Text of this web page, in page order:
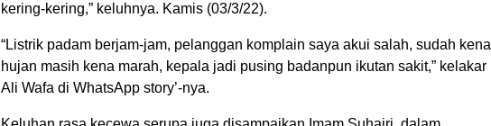
kering-kering,” keluhnya. Kamis (03/3/22).
“Listrik padam berjam-jam, pelanggan komplain saya akui salah, sudah kena
hujan masih kena marah, kepala jadi pusing badanpun ikutan sakit,” kelakar
Ali Wafa di WhatsApp story’-nya.